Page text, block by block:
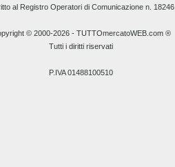
al Registro Operatori di Comunicazione n. 18246
© 2000-2026- TUTTOmercatoWEB.com ®
Tutti i diritti riservati
P.IVA 01488100510